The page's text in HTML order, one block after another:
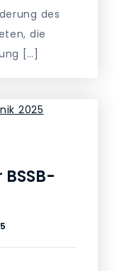
des
die
[…]